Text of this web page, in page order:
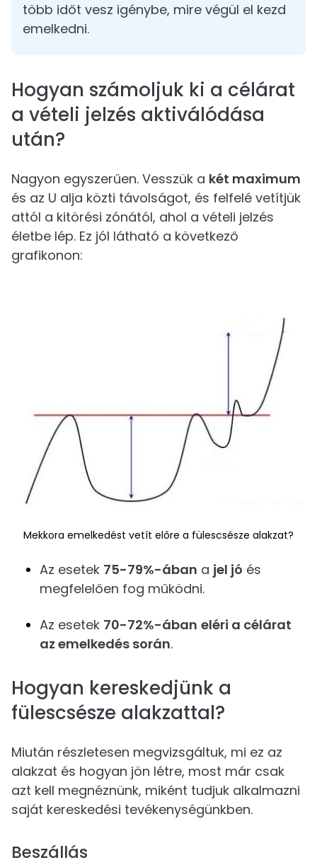
több időt vesz igénybe, mire végül el kezd
emelkedni.
Hogyan számoljuk ki a célárat
a vételi jelzés aktiválódása
után?
Nagyon egyszerűen. Vesszük a két maximum
és az U alja közti távolságot, és felfelé vetítjük
attól a kitörési zónától, ahol a vételi jelzés
életbe lép. Ez jól látható a következő
grafikonon:
Mekkora emelkedést vetít előre a fülescsésze alakzat?
Az esetek 75-79%-ában a jel jó és
megfelelően fog működni.
Az esetek 70-72%-ában eléri a célárat
az emelkedés során.
Hogyan kereskedjünk a
fülescsésze alakzattal?
Miután részletesen megvizsgáltuk, mi ez az
alakzat és hogyan jön létre, most már csak
azt kell megnéznünk, miként tudjuk alkalmazni
saját kereskedési tevékenységünkben.
Beszállás